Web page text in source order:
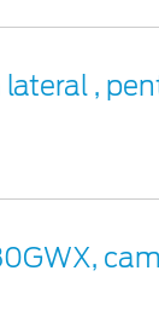
,